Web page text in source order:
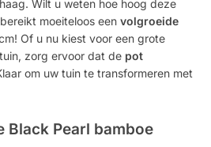
Wilt u weten hoe hoog deze
moeiteloos een volgroeide
Of u nu kiest voor een grote
zorg ervoor dat de pot
om uw tuin te transformeren met
Black Pearl bamboe